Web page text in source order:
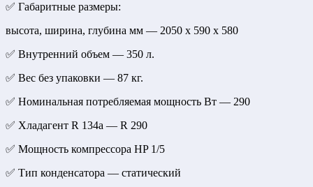
✅ Габаритные размеры:
высота, ширина, глубина мм — 2050 x 590 x 580
✅ Внутренний объем — 350 л.
✅ Вес без упаковки — 87 кг.
✅ Номинальная потребляемая мощность Вт — 290
✅ Хладагент R 134a — R 290
✅ Мощность компрессора HP 1/5
✅ Тип конденсатора — статический